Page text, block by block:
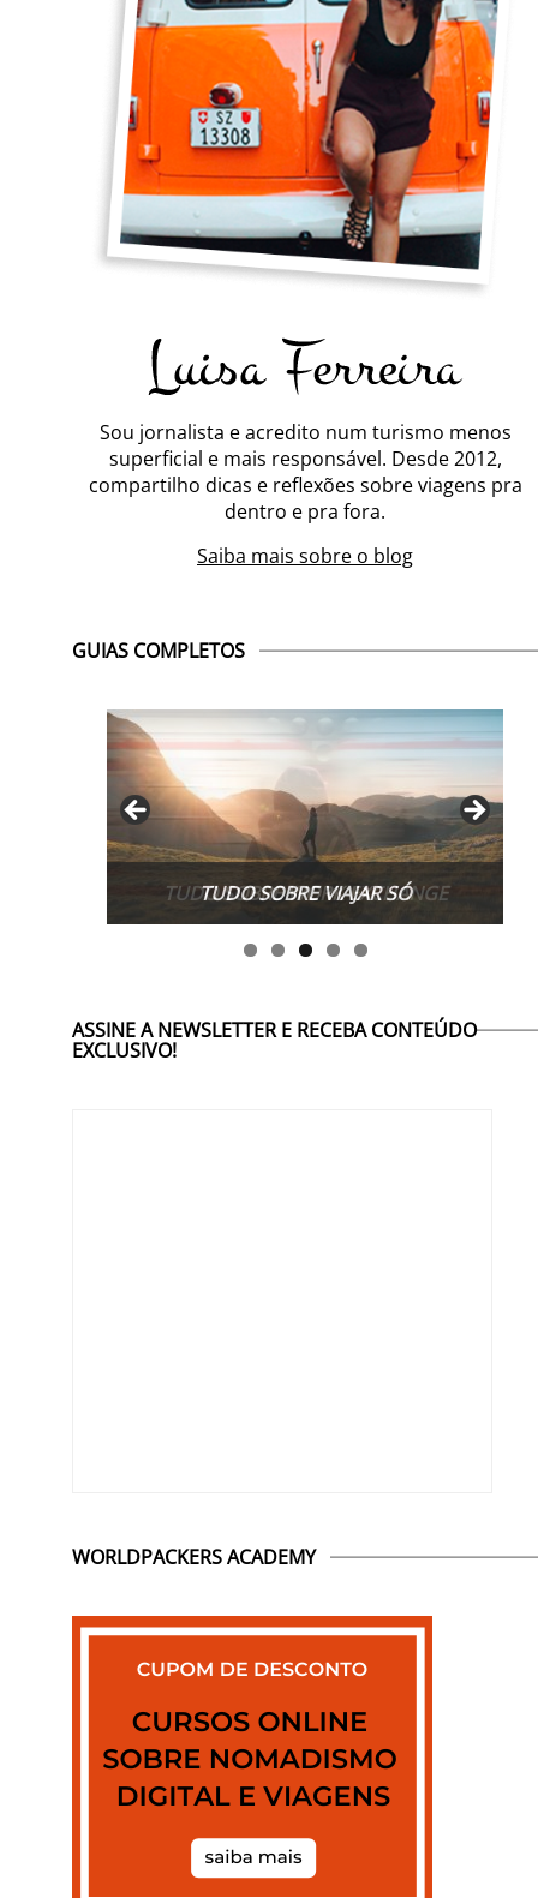
Sou jornalista e acredito num turismo menos
superficial e mais responsável. Desde 2012,
compartilho dicas e reflexões sobre viagens pra
dentro e pra fora.
Saiba mais sobre o blog
GUIAS COMPLETOS
TUDO SOBRE WORK EXCHANGE
ASSINE A NEWSLETTER E RECEBA CONTEÚDO
EXCLUSIVO!
WORLDPACKERS ACADEMY